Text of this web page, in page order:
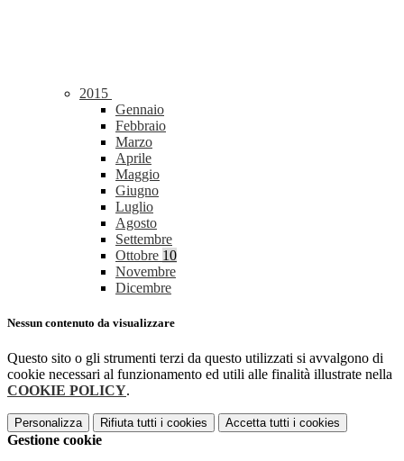
2015
Gennaio
Febbraio
Marzo
Aprile
Maggio
Giugno
Luglio
Agosto
Settembre
Ottobre 10
Novembre
Dicembre
Nessun contenuto da visualizzare
Questo sito o gli strumenti terzi da questo utilizzati si avvalgono di
cookie necessari al funzionamento ed utili alle finalità illustrate nella
COOKIE POLICY.
Personalizza Rifiuta tutti i cookies Accetta tutti i cookies
Gestione cookie